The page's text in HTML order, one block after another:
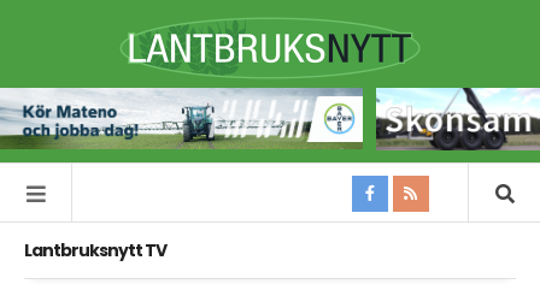
Lantbruksnytt TV